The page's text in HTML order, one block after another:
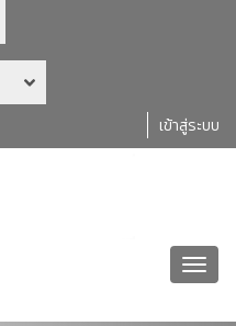
เข้าสู่ระบบ